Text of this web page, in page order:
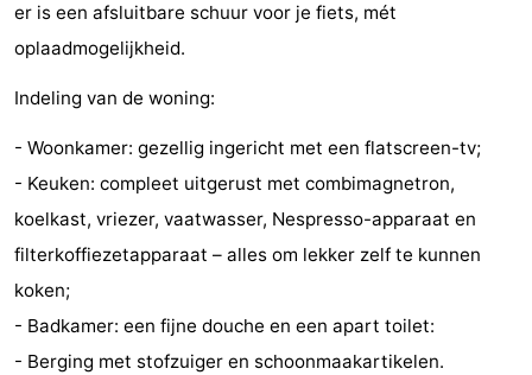
&
Natuur
-
Zwembaden
Fietsen
-
Wandelen
er is een afsluitbare schuur voor je fiets, mét
oplaadmogelijkheid.
Indeling van de woning:
- Woonkamer: gezellig ingericht met een flatscreen-tv;
- Keuken: compleet uitgerust met combimagnetron,
koelkast, vriezer, vaatwasser, Nespresso-apparaat en
filterkoffiezetapparaat – alles om lekker zelf te kunnen
koken;
- Badkamer: een fijne douche en een apart toilet:
- Berging met stofzuiger en schoonmaakartikelen.